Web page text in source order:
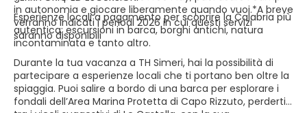
in autonomia e giocare liberamente quando vuoi.*A breve
verranno indicati i periodi 2026 in cui questi servizi
saranno disponibili
Esperienze locali a pagamento per scoprire la Calabria più
autentica: escursioni in barca, borghi antichi, natura
incontaminata e tanto altro.
Durante la tua vacanza a TH Simeri, hai la possibilità di
partecipare a esperienze locali che ti portano ben oltre la
spiaggia. Puoi salire a bordo di una barca per esplorare i
fondali dell’Area Marina Protetta di Capo Rizzuto, perderti